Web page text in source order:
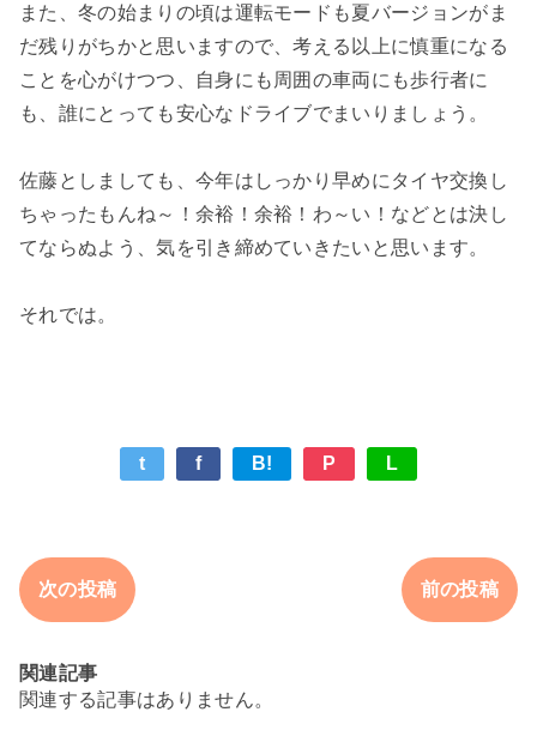
また、冬の始まりの頃は運転モードも夏バージョンがま
だ残りがちかと思いますので、考える以上に慎重になる
ことを心がけつつ、自身にも周囲の車両にも歩行者に
も、誰にとっても安心なドライブでまいりましょう。
佐藤としましても、今年はしっかり早めにタイヤ交換し
ちゃったもんね～！余裕！余裕！わ～い！などとは決し
てならぬよう、気を引き締めていきたいと思います。
それでは。
t f B! P L
次の投稿 前の投稿
関連記事
関連する記事はありません。